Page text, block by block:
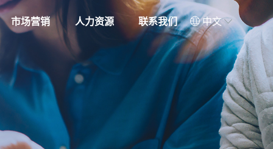
市场营销
服务理念
在线留言
人力资源
人才理念
招聘岗位
联系我们  中文 
中文